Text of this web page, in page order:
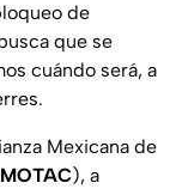
de
que se
cuándo será, a
Mexicana de
), a